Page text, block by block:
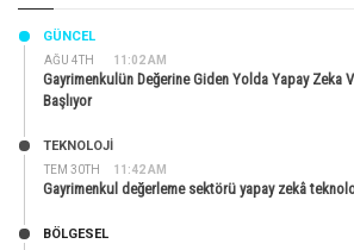
AĞU 4TH 11:02 AM
GÜNCEL
Gayrimenkulün Değerine Giden Yolda Yapay Zeka
Başlıyor
TEM 30TH 11:42 AM
TEKNOLOJİ
Gayrimenkul değerleme sektörü yapay zekâ
BÖLGESEL